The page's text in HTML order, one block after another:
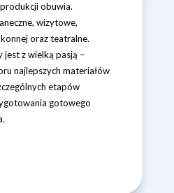
obuwia.
wizytowe,
oraz teatralne.
z wielką pasją –
najlepszych materiałów
etapów
gotowego